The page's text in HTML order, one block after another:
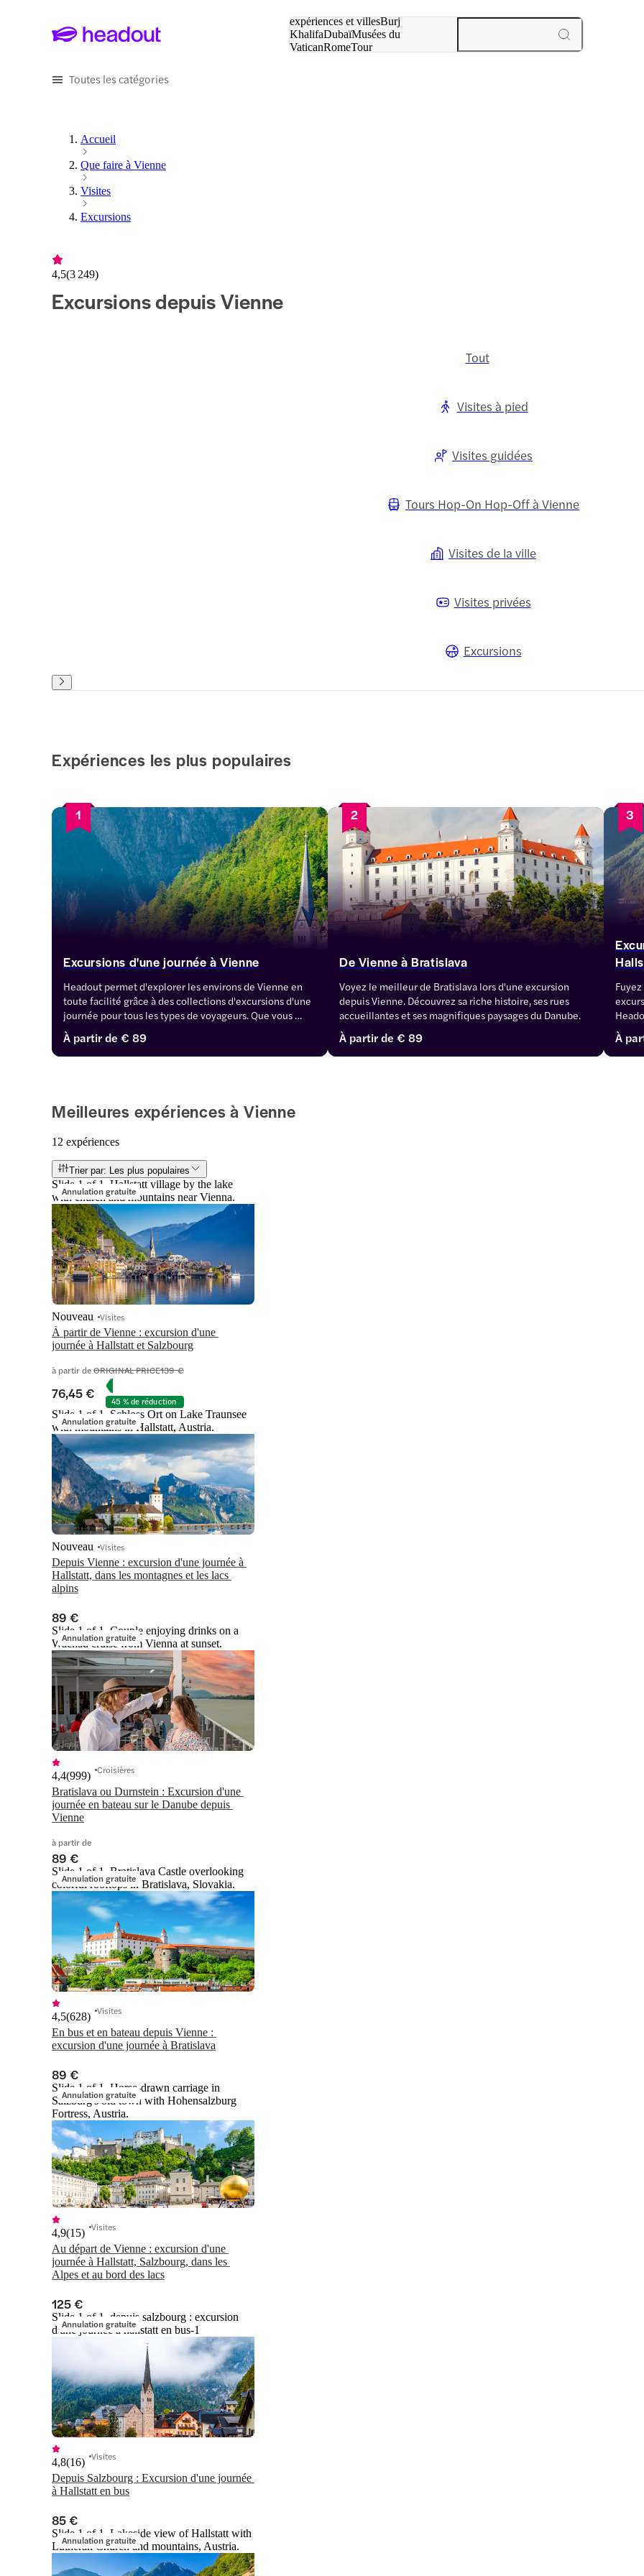
expériences et villesBurj
KhalifaDubaïMusées du
VaticanRomeTour
Toutes les catégories
Accueil
Que faire à Vienne
Visites
Excursions
4,5(3 249)
Excursions depuis Vienne
Tout
Visites à pied
Visites guidées
Tours Hop-On Hop-Off à Vienne
Visites de la ville
Visites privées
Excursions
Expériences les plus populaires
1
Excursions d'une journée à Vienne
Headout permet d'explorer les environs de Vienne en
toute facilité grâce à des collections d'excursions d'une
journée pour tous les types de voyageurs. Que vous
aimiez les châteaux enchanteurs, les vignobles
pittoresques ou les monuments historiques, il y en a
pour tous les goûts. Commencez votre voyage dès
À partir de € 89
2
De Vienne à Bratislava
Voyez le meilleur de Bratislava lors d'une excursion
depuis Vienne. Découvrez sa riche histoire, ses rues
accueillantes et ses magnifiques paysages du Danube.
À partir de € 89
3
sites
À
Meilleures expériences à Vienne
12 expériences
Trier par: Les plus populaires
Annulation gratuite
Slide 1 of 1, Hallstatt village by the lake
with church and mountains near Vienna.
À partir de Vienne : excursion d'une
journée à Hallstatt et Salzbourg
Nouveau Visites
à partir deORIGINAL PRICE139 €
76,45 € 45 % de réduction
Annulation gratuite
Slide 1 of 1, Schloss Ort on Lake Traunsee
with mountains in Hallstatt, Austria.
Depuis Vienne : excursion d'une journée à
Hallstatt, dans les montagnes et les lacs
alpins
Nouveau Visites
89 €
Annulation gratuite
Slide 1 of 1, Couple enjoying drinks on a
Wachau cruise from Vienna at sunset.
Bratislava ou Durnstein : Excursion d'une
journée en bateau sur le Danube depuis
Vienne
4,4(999) Croisières
à partir de
89 €
Annulation gratuite
Slide 1 of 1, Bratislava Castle overlooking
colorful rooftops in Bratislava, Slovakia.
En bus et en bateau depuis Vienne :
excursion d'une journée à Bratislava
4,5(628) Visites
89 €
Annulation gratuite
Slide 1 of 1, Horse-drawn carriage in
Salzburg's old town with Hohensalzburg
Fortress, Austria.
Au départ de Vienne : excursion d'une
journée à Hallstatt, Salzbourg, dans les
Alpes et au bord des lacs
4,9(15) Visites
125 €
Annulation gratuite
Slide 1 of 1, depuis salzbourg : excursion
d'une journée à hallstatt en bus-1
Depuis Salzbourg : Excursion d'une journée
à Hallstatt en bus
4,8(16) Visites
85 €
Annulation gratuite
Slide 1 of 1, Lakeside view of Hallstatt with
Lutheran Church and mountains, Austria.